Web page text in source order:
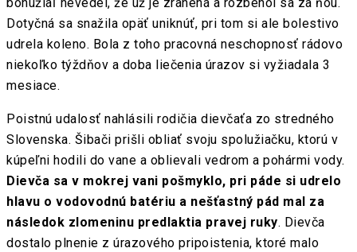
bohužiaľ nevedel, že už je zranená a rozbehol sa za ňou.
Dotyčná sa snažila opäť uniknúť, pri tom si ale bolestivo
udrela koleno. Bola z toho pracovná neschopnosť rádovo
niekoľko týždňov a doba liečenia úrazov si vyžiadala 3
mesiace.
Poistnú udalosť nahlásili rodičia dievčaťa zo stredného
Slovenska. Šibači prišli obliať svoju spolužiačku, ktorú v
kúpeľni hodili do vane a oblievali vedrom a pohármi vody.
Dievča sa v mokrej vani pošmyklo, pri páde si udrelo
hlavu o vodovodnú batériu a nešťastný pád mal za
následok zlomeninu predlaktia pravej ruky. Dievča
dostalo plnenie z úrazového pripoistenia, ktoré malo